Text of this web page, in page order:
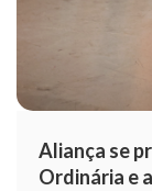
Aliança se
Ordinária e